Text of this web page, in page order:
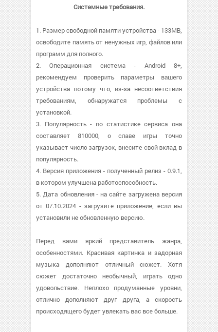
Системные требования.
1. Размер свободной памяти устройства - 133MB,
освободите память от ненужных игр, файлов или
программ для полного.
2. Операционная система - Android 8+,
рекомендуем проверить параметры вашего
устройства потому что, из-за несоответствия
требованиям, обнаружатся проблемы с
установкой.
3. Популярность - по статистике сервиса она
составляет 810000, о cлаве игры точно
указывает число загрузок, внесите свой вклад в
популярность.
4. Версия приложения - полученный релиз - 0.9.1,
в котором улучшена работоспособность.
5. Дата обновления - на сайте загружена версия
от 07.10.2024 - загрузите приложение, если вы
установили не обновленную версию.
Перед вами яркий представитель жанра,
особенностями. Красивая картинка и задорная
музыка дополняют отличный сюжет. Хотя
сюжет достаточно необычный, играть одно
удовольствие. Неплохо продуманные уровни,
отлично дополняют друг друга, а скорость
происходящего будет увлекать вас все больше.